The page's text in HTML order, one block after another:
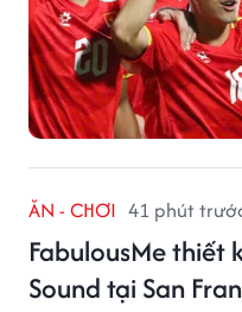
ĂN - CHƠI 41 phút
FabulousMe thiết
Sound tại San